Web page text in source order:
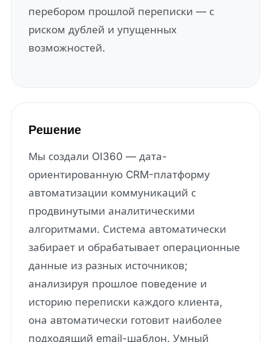
перебором прошлой переписки — с
риском дублей и упущенных
возможностей.
Решение
Мы создали OI360 — дата-
ориентированную CRM-платформу
автоматизации коммуникаций с
продвинутыми аналитическими
алгоритмами. Система автоматически
забирает и обрабатывает операционные
данные из разных источников;
анализируя прошлое поведение и
историю переписки каждого клиента,
она автоматически готовит наиболее
подходящий email-шаблон. Умный